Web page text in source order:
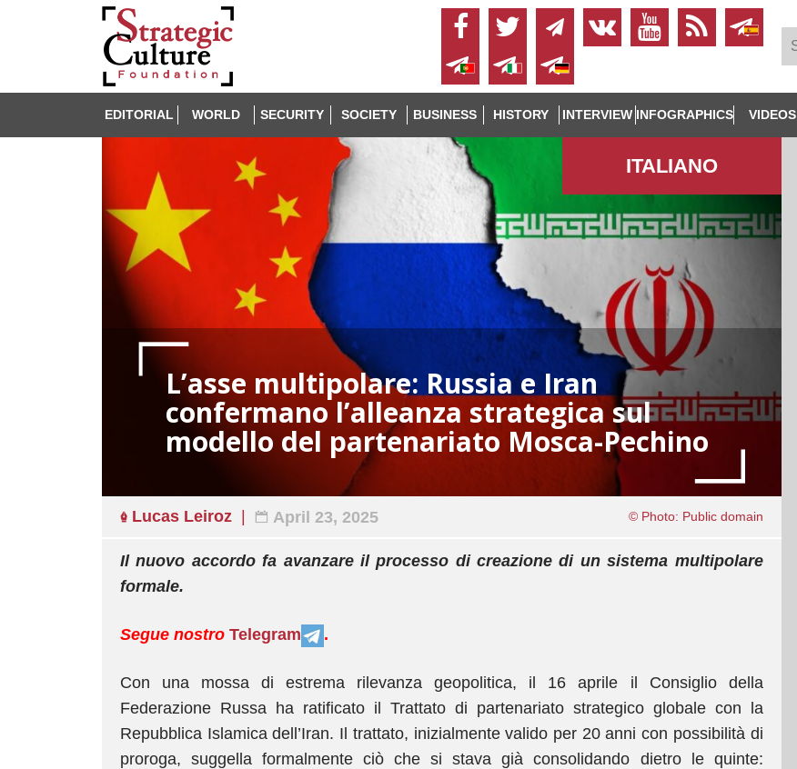
EDITORIAL WORLD SECURITY SOCIETY BUSINESS HISTORY INTERVIEW INFOGRAPHICS VIDEOS
ITALIANO
L’asse multipolare: Russia e Iran
confermano l’alleanza strategica sul
modello del partenariato Mosca-Pechino
Lucas Leiroz April 23, 2025 © Photo: Public domain
Il nuovo accordo fa avanzare il processo di creazione di un sistema multipolare
formale.
Segue nostro Telegram .
Con una mossa di estrema rilevanza geopolitica, il 16 aprile il Consiglio della
Federazione Russa ha ratificato il Trattato di partenariato strategico globale con la
Repubblica Islamica dell’Iran. Il trattato, inizialmente valido per 20 anni con possibilità di
proroga, suggella formalmente ciò che si stava già consolidando dietro le quinte: